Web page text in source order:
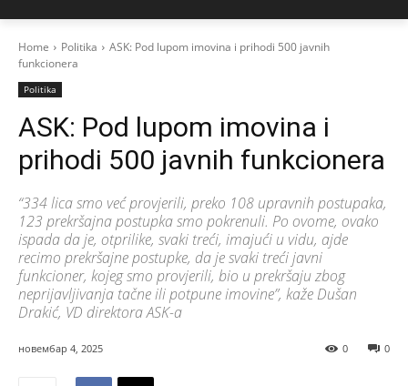
Home Politika
ASK: Pod lupom imovina i prihodi 500 javnih
funkcionera
Politika
ASK: Pod lupom imovina i
prihodi 500 javnih funkcionera
“334 lica smo već provjerili, preko 108 upravnih postupaka,
123 prekršajna postupka smo pokrenuli. Po ovome, ovako
ispada da je, otprilike, svaki treći, imajući u vidu, ajde
recimo prekršajne postupke, da je svaki treći javni
funkcioner, kojeg smo provjerili, bio u prekršaju zbog
neprijavljivanja tačne ili potpune imovine”, kaže Dušan
Drakić, VD direktora ASK-a
новембар 4, 2025 0
0